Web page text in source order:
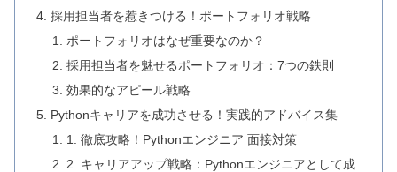
採用担当者を惹きつける！ポートフォリオ戦略
ポートフォリオはなぜ重要なのか？
採用担当者を魅せるポートフォリオ：7つの鉄則
効果的なアピール戦略
Pythonキャリアを成功させる！実践的アドバイス集
1. 徹底攻略！Pythonエンジニア 面接対策
2. キャリアアップ戦略：Pythonエンジニアとして成